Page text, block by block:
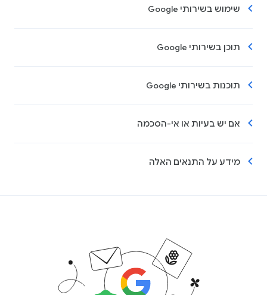
שימוש בשירותי Google
תוכן בשירותי Google
תוכנות בשירותי Google
אם יש בעיות או אי-הסכמה
מידע על התנאים האלה